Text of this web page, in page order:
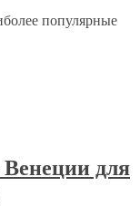
популярные
для